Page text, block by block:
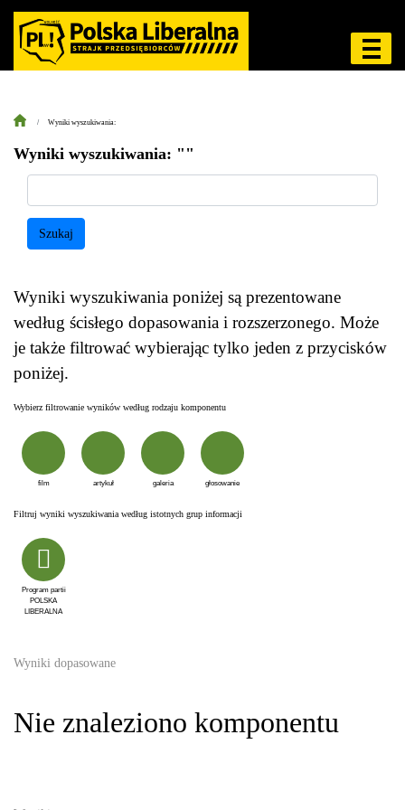
Wyniki wyszukiwania:
Wyniki wyszukiwania: ""
Szukaj
Wyniki wyszukiwania poniżej są prezentowane
według ścisłego dopasowania i rozszerzonego. Może
je także filtrować wybierając tylko jeden z przycisków
poniżej.
Wybierz filtrowanie wyników według rodzaju komponentu
film artykuł galeria głosowanie
Filtruj wyniki wyszukiwania według istotnych grup informacji
Program partii
POLSKA
LIBERALNA
Wyniki dopasowane
Nie znaleziono komponentu